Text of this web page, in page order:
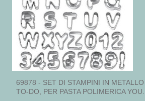
69878 - SET DI STAMPINI IN METALLO
TO-DO, PER PASTA POLIMERICA YOU...